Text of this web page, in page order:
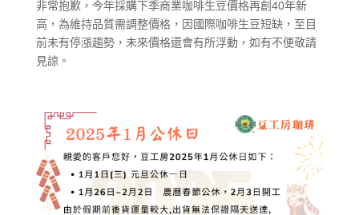
非常抱歉，今年採購下季商業咖啡生豆價格再創40年新
高，為維持品質需調整價格，因國際咖啡生豆短缺，至目
前未有停漲趨勢，未來價格還會有所浮動，如有不便敬請
見諒。